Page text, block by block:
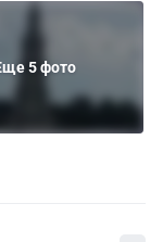
5 фото